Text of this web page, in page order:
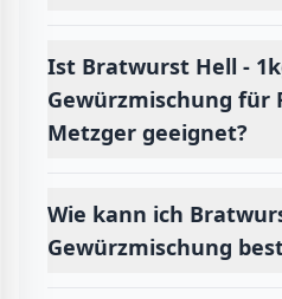
Ist Bratwurst Hell -
Gewürzmischung für
Metzger geeignet?
Wie kann ich
Gewürzmischung